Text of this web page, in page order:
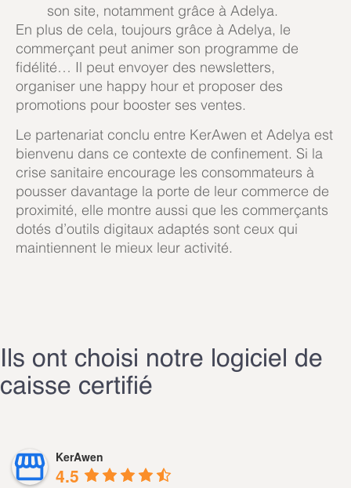
son site, notamment grâce à Adelya.
En plus de cela, toujours grâce à Adelya, le
commerçant peut animer son programme de
fidélité… Il peut envoyer des newsletters,
organiser une happy hour et proposer des
promotions pour booster ses ventes.
Le partenariat conclu entre KerAwen et Adelya est
bienvenu dans ce contexte de confinement. Si la
crise sanitaire encourage les consommateurs à
pousser davantage la porte de leur commerce de
proximité, elle montre aussi que les commerçants
dotés d’outils digitaux adaptés sont ceux qui
maintiennent le mieux leur activité.
Ils ont choisi notre logiciel de
caisse certifié
KerAwen
4.5